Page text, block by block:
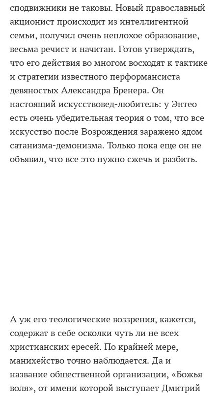
сподвижники не таковы. Новый православный
акционист происходит из интеллигентной
семьи, получил очень неплохое образование,
весьма речист и начитан. Готов утверждать,
что его действия во многом восходят к тактике
и стратегии известного перформансиста
девяностых Александра Бренера. Он
настоящий искусствовед-любитель: у Энтео
есть очень убедительная теория о том, что все
искусство после Возрождения заражено ядом
сатанизма-демонизма. Только пока еще он не
объявил, что все это нужно сжечь и разбить.
А уж его теологические воззрения, кажется,
содержат в себе осколки чуть ли не всех
христианских ересей. По крайней мере,
манихейство точно наблюдается. Да и
название общественной организации, «Божья
воля», от имени которой выступает Дмитрий